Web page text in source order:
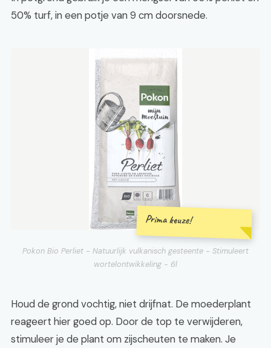
50% turf, in een potje van 9 cm doorsnede.
Prima keuze!
Pokon Bio Perliet - Natuurlijk vulkanisch gesteente - Stimuleert
wortelontwikkeling - 6l
Houd de grond vochtig, niet drijfnat. De moederplant
reageert hier goed op. Door de top te verwijderen,
stimuleer je de plant om zijscheuten te maken. Je